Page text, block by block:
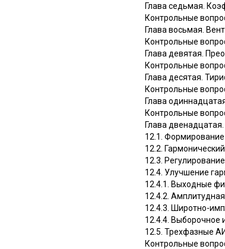
Глава седьмая.
Контрольные
Глава восьмая.
Контрольные
Глава девятая.
Контрольные
Глава десятая.
Контрольные
Глава
Контрольные
Глава
12.1.
12.2.
12.3.
12.4. Улучшение
12.4.1. Выходные
12.4.2.
12.4.3. Широтно-
12.4.4. Выборочное
12.5. Трехфазные
Контрольные